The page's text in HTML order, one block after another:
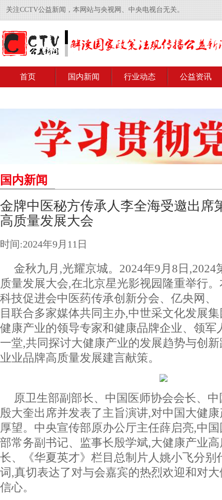
关注CCTV公益新闻，本网站与央视网、中央电视台无关。
首页 国内新闻 行业动态 公益资讯
国内新闻
金牌中医秘方传承人李全海受邀出席
高质量发展大会
时间:2024年9月11日
金秋九月,光耀京城。2024年9月8日
质量发展大会,在北京星光影视园隆重举行
科技促进会中医药传承创新分会、亿央网、
目联合多家媒体共同主办,中世采文化发展
健康产业的领导专家和健康品牌企业、领军
一堂,共同探讨大健康产业的发展趋势与创
业业品牌高质量发展建言献策。
原卫生部副部长、中国医师协会会长、
殷大奎出席并发表了主旨演讲,对中国大健
厚望。中央宣传部原办公厅主任薛启亮,中
部常务副书记、监事长殷学斌,大健康产业
长、《华夏英才》栏目总制片人姚小飞分别
词,真切表达了对与会嘉宾的热烈欢迎和对
信心。